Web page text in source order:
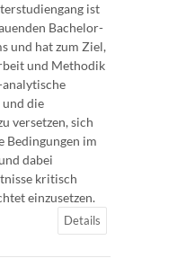
ist
Bachelor-
und hat zum Ziel,
und Methodik
die
versetzen, sich
Bedingungen im
dabei
kritisch
einzusetzen.
Details